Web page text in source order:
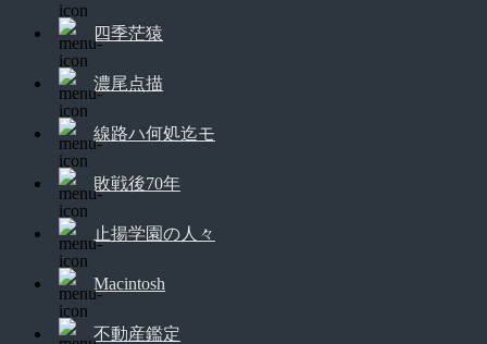
四季茫猿
濃尾点描
線路ハ何処迄モ
敗戦後70年
止揚学園の人々
Macintosh
不動産鑑定